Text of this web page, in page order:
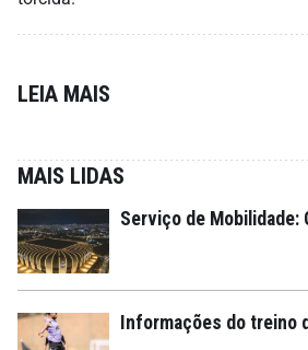
LEIA MAIS
MAIS LIDAS
Serviço de Mobilidade:
Informações do treino